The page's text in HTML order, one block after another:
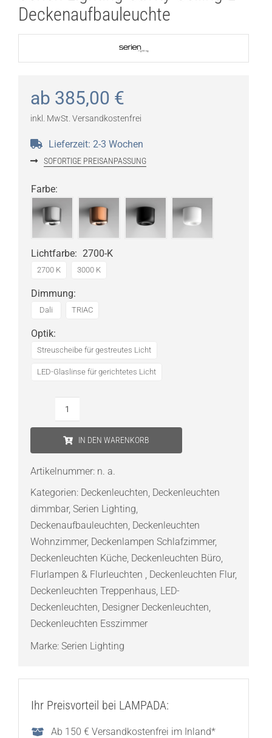
Deckenaufbauleuchte
ab 385,00 €
inkl. MwSt. Versandkostenfrei
Lieferzeit: 2-3 Wochen
SOFORTIGE PREISANPASSUNG
Farbe:
Lichtfarbe: 2700-K
2700 K 3000 K
Dimmung:
Dali TRIAC
Optik:
Streuscheibe für gestreutes Licht
LED-Glaslinse für gerichtetes Licht
Deckenaufbauleuchte
Menge
IN DEN WARENKORB
Artikelnummer: n. a.
Kategorien: Deckenleuchten, Deckenleuchten
dimmbar, Serien Lighting,
Deckenaufbauleuchten, Deckenleuchten
Wohnzimmer, Deckenlampen Schlafzimmer,
Deckenleuchten Küche, Deckenleuchten Büro,
Flurlampen & Flurleuchten , Deckenleuchten Flur,
Deckenleuchten Treppenhaus, LED-
Deckenleuchten, Designer Deckenleuchten,
Deckenleuchten Esszimmer
Marke: Serien Lighting
Ihr Preisvorteil bei LAMPADA:
Ab 150 € Versandkostenfrei im Inland*